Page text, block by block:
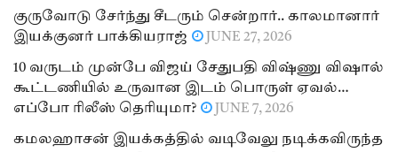
குருவோடு சேர்ந்து சீடரும் சென்றார்.. காலமானார்
இயக்குனர் பாக்கியராஜ்
JUNE 27, 2026
10 வருடம் முன்பே விஜய் சேதுபதி விஷ்ணு விஷால்
கூட்டணியில் உருவான இடம் பொருள் ஏவல்…
எப்போ ரிலீஸ் தெரியுமா?
JUNE 7, 2026
கமலஹாசன் இயக்கத்தில் வடிவேலு நடிக்கவிருந்த